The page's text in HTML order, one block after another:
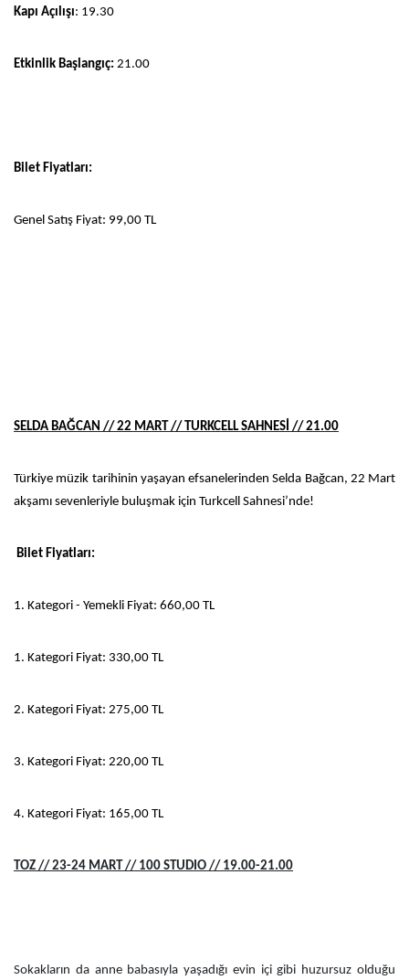
Kapı Açılışı: 19.30
Etkinlik Başlangıç: 21.00
Bilet Fiyatları:
Genel Satış Fiyat: 99,00 TL
SELDA BAĞCAN // 22 MART // TURKCELL SAHNESİ // 21.00
Türkiye müzik tarihinin yaşayan efsanelerinden Selda Bağcan, 22 Mart
akşamı sevenleriyle buluşmak için Turkcell Sahnesi’nde!
Bilet Fiyatları:
1. Kategori - Yemekli Fiyat: 660,00 TL
1. Kategori Fiyat: 330,00 TL
2. Kategori Fiyat: 275,00 TL
3. Kategori Fiyat: 220,00 TL
4. Kategori Fiyat: 165,00 TL
TOZ // 23-24 MART // 100 STUDIO // 19.00-21.00
Sokakların da anne babasıyla yaşadığı evin içi gibi huzursuz olduğu